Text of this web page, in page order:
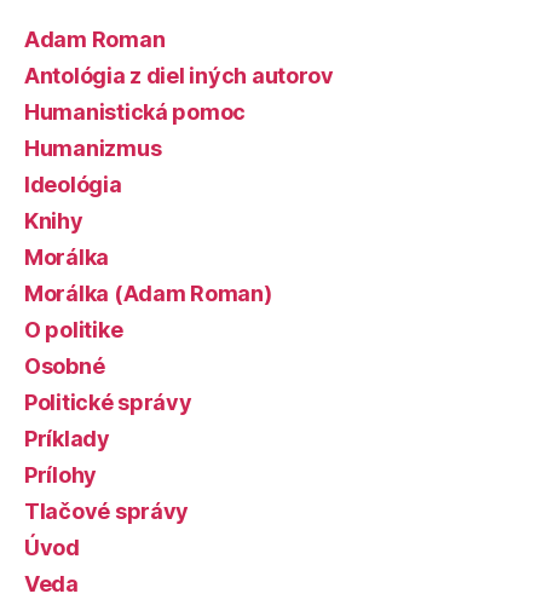
Adam Roman
Antológia z diel iných autorov
Humanistická pomoc
Humanizmus
Ideológia
Knihy
Morálka
Morálka (Adam Roman)
O politike
Osobné
Politické správy
Príklady
Prílohy
Tlačové správy
Úvod
Veda